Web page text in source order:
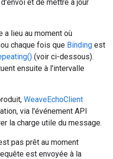
et de mettre à jour
a lieu au moment où
chaque fois que Binding est
(voir ci-dessous).
ensuite à l'intervalle
WeaveEchoClient
via l'événement API
la charge utile du message.
pas prêt au moment
est envoyée à la